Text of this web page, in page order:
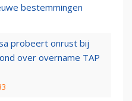
bestemmingen
probeert onrust bij
over overname TAP